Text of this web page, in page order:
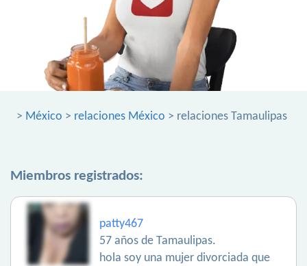
> México > relaciones México > relaciones Tamaulipas
Miembros registrados:
patty467
57 años de Tamaulipas.
hola soy una mujer divorciada que